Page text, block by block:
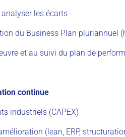
les écarts
du Business Plan pluriannuel
et au suivi du plan de
continue
industriels (CAPEX)
(lean, ERP,